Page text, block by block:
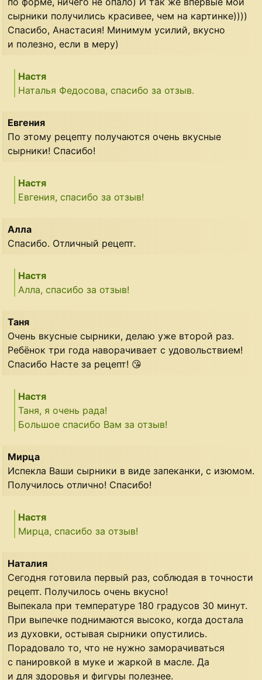
сырники получились красивее, чем на картинке))))
Спасибо, Анастасия! Минимум усилий, вкусно
и полезно, если в меру)
Настя
Наталья Федосова, спасибо за отзыв.
Евгения
По этому рецепту получаются очень вкусные
сырники! Спасибо!
Настя
Евгения, спасибо за отзыв!
Алла
Спасибо. Отличный рецепт.
Настя
Алла, спасибо за отзыв!
Таня
Очень вкусные сырники, делаю уже второй раз.
Ребёнок три года наворачивает с удовольствием!
Спасибо Насте за рецепт! 😘
Настя
Таня, я очень рада!
Большое спасибо Вам за отзыв!
Мирца
Испекла Ваши сырники в виде запеканки, с изюмом.
Получилось отлично! Спасибо!
Настя
Мирца, спасибо за отзыв!
Наталия
Сегодня готовила первый раз, соблюдая в точности
рецепт. Получилось очень вкусно!
Выпекала при температуре 180 градусов 30 минут.
При выпечке поднимаются высоко, когда достала
из духовки, остывая сырники опустились.
Порадовало то, что не нужно заморачиваться
с панировкой в муке и жаркой в масле. Да
и для здоровья и фигуры полезнее.